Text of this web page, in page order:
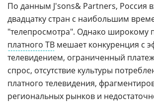
По данным J'sons& Partners, Россия
двадцатку стран с наибольшим
"телепросмотра". Однако широкому
платного ТВ мешает конкуренция с
телевидением, ограниченный
спрос, отсутствие культуры
платного телевидения,
региональных рынков и